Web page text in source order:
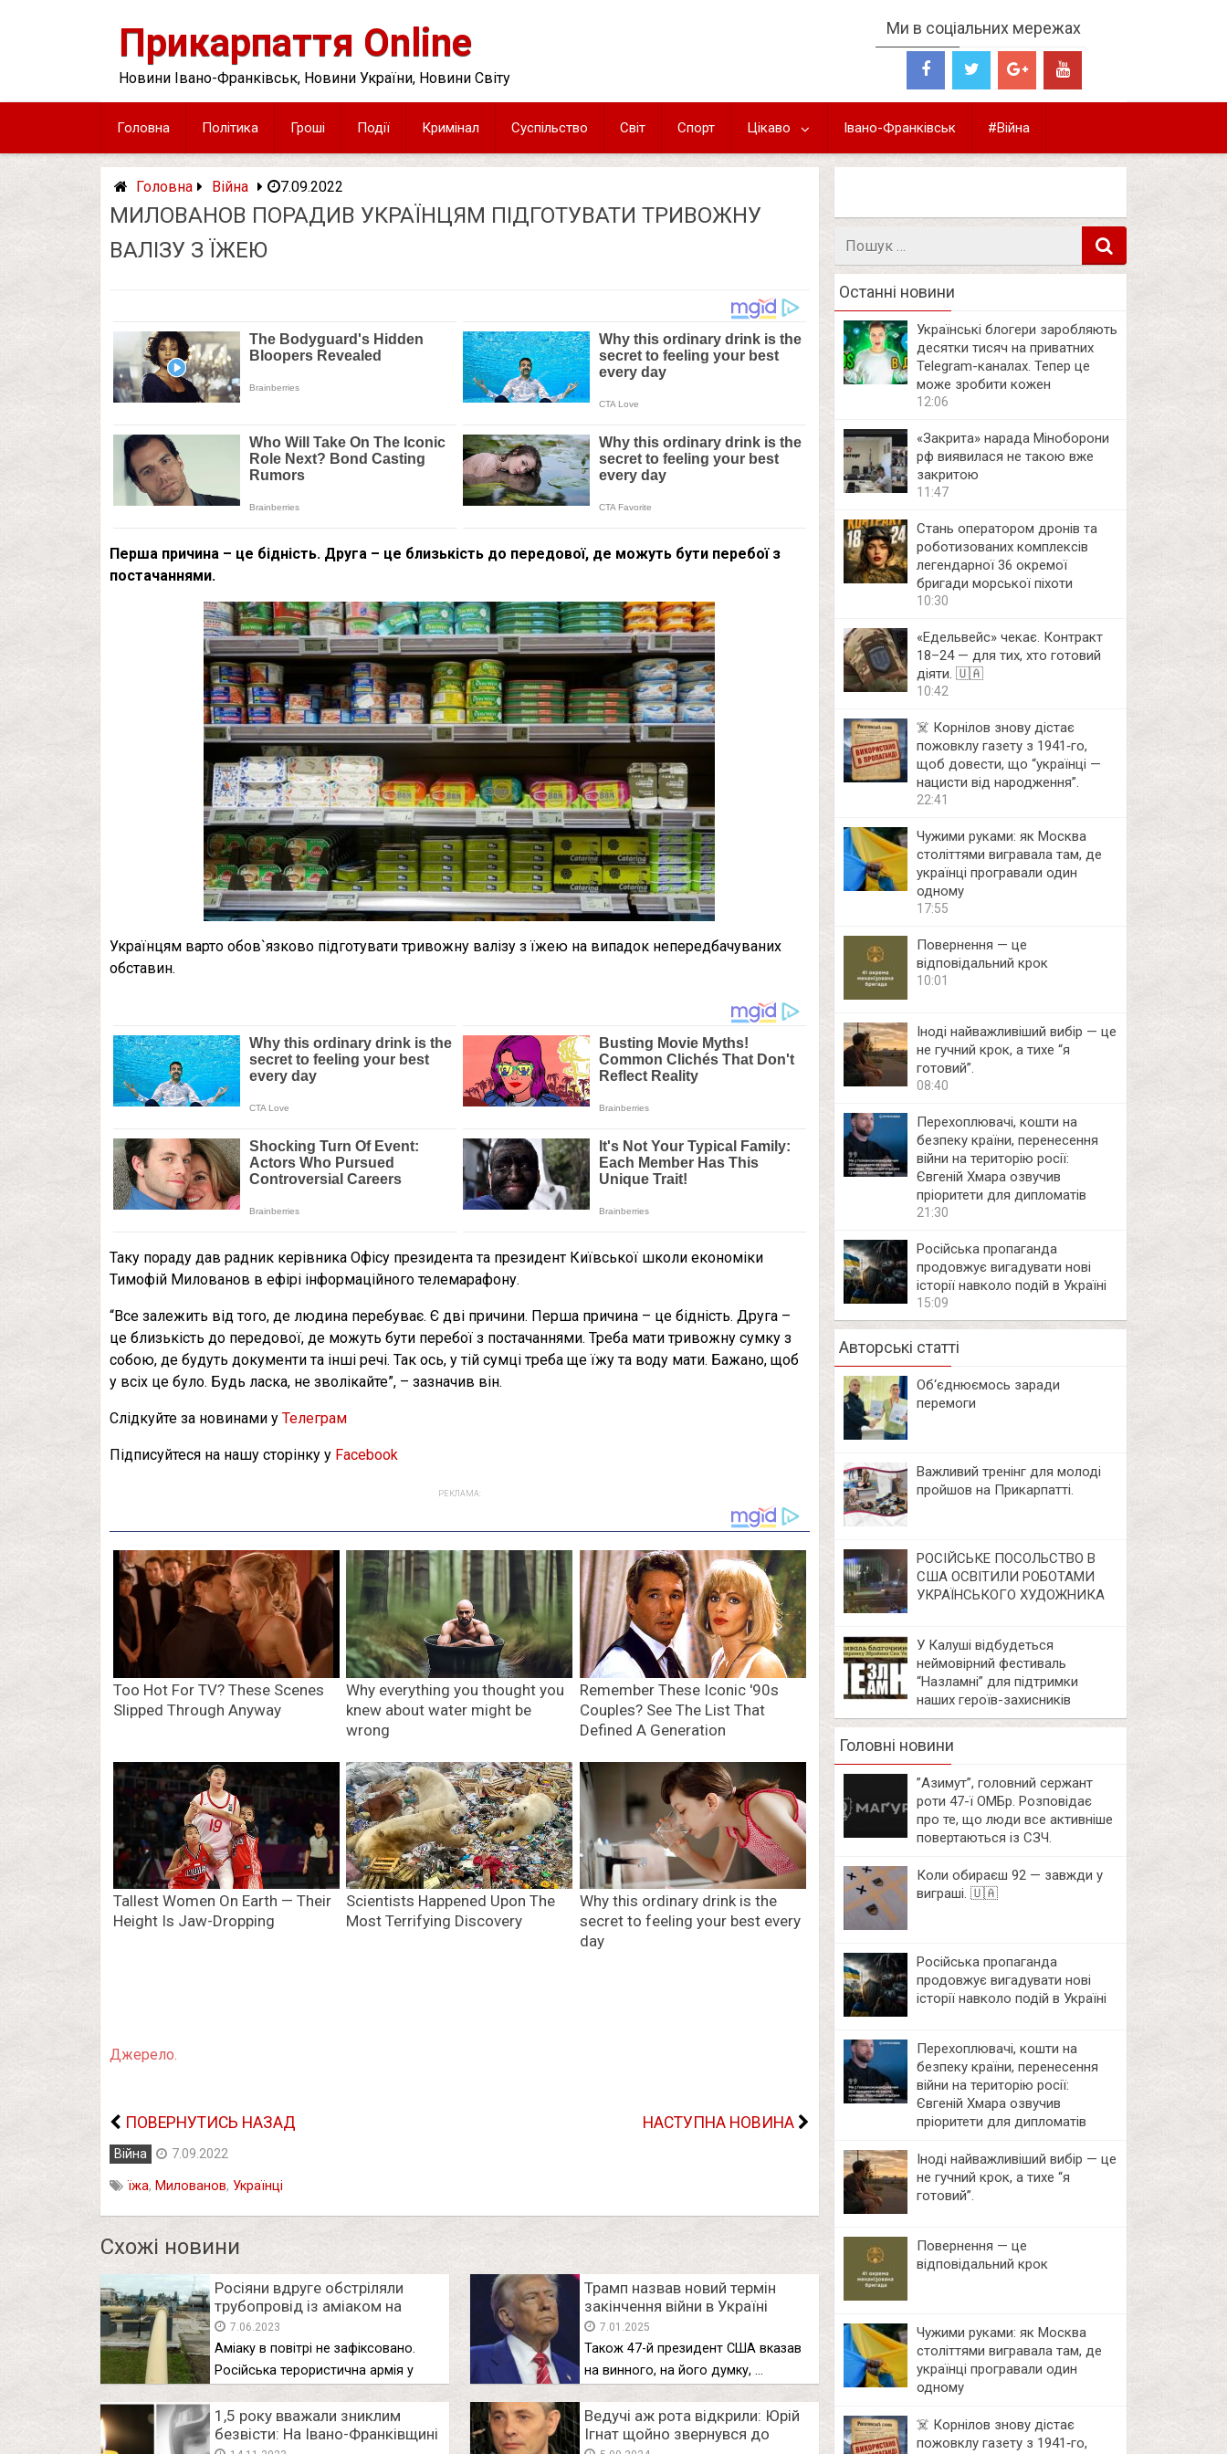
Прикарпаття Online
Новини Івано-Франківськ, Новини України, Новини Світу
Ми в соціальних мережах
Головна Політика Гроші Події Кримінал Суспільство Світ Спорт Цікаво Івано-Франківськ #Війна
Головна Війна 7.09.2022
МИЛОВАНОВ ПОРАДИВ УКРАЇНЦЯМ ПІДГОТУВАТИ ТРИВОЖНУ
ВАЛІЗУ З ЇЖЕЮ
Перша причина – це бідність. Друга – це близькість до передової, де можуть бути перебої з
постачаннями.
Українцям варто обов`язково підготувати тривожну валізу з їжею на випадок непередбачуваних
обставин.
Таку пораду дав радник керівника Офісу президента та президент Київської школи економіки
Тимофій Милованов в ефірі інформаційного телемарафону.
“Все залежить від того, де людина перебуває. Є дві причини. Перша причина – це бідність. Друга –
це близькість до передової, де можуть бути перебої з постачаннями. Треба мати тривожну сумку з
собою, де будуть документи та інші речі. Так ось, у тій сумці треба ще їжу та воду мати. Бажано, щоб
у всіх це було. Будь ласка, не зволікайте”, – зазначив він.
Слідкуйте за новинами у Телеграм
Підписуйтеся на нашу сторінку у Facebook
РЕКЛАМА:
Джерело.
ПОВЕРНУТИСЬ НАЗАД НАСТУПНА НОВИНА
Війна 7.09.2022
їжа, Милованов, Українці
Схожі новини
Росіяни вдруге обстріляли
трубопровід із аміаком на
Харківщині: що відомо про
наслідки
7.06.2023
Аміаку в повітрі не зафіксовано.
Російська терористична армія у
Трамп назвав новий термін
закінчення війни в Україні
7.01.2025
Також 47-й президент США вказав
на винного, на його думку, …
1,5 року вважали зниклим
безвісти: На Івано-Франківщині
Ведучі аж рота відкрили: Юpiй
Iгнат щойно звepнyвcя до
Останні новини
Українські блогери заробляють
десятки тисяч на приватних
Telegram-каналах. Тепер це
може зробити кожен
12:06
«Закрита» нарада Міноборони
рф виявилася не такою вже
закритою
11:47
Стань оператором дронів та
роботизованих комплексів
легендарної 36 окремої
бригади морської піхоти
10:30
«Едельвейс» чекає. Контракт
18–24 — для тих, хто готовий
діяти. 🇺🇦
10:42
☠️ Корнілов знову дістає
пожовклу газету з 1941‑го,
щоб довести, що “українці —
нацисти від народження”.
22:41
Чужими руками: як Москва
століттями вигравала там, де
українці програвали один
одному
17:55
Повернення — це
відповідальний крок
10:01
Іноді найважливіший вибір — це
не гучний крок, а тихе “я
готовий”.
08:40
Перехоплювачі, кошти на
безпеку країни, перенесення
війни на територію росії:
Євгеній Хмара озвучив
пріоритети для дипломатів
21:30
Російська пропаганда
продовжує вигадувати нові
історії навколо подій в Україні
15:09
Авторські статті
Об‘єднюємось заради
перемоги
Важливий тренінг для молоді
пройшов на Прикарпатті.
РОСІЙСЬКЕ ПОСОЛЬСТВО В
США ОСВІТИЛИ РОБОТАМИ
УКРАЇНСЬКОГО ХУДОЖНИКА
У Калуші відбудеться
неймовірний фестиваль
“Назламні” для підтримки
наших героїв-захисників
Головні новини
⁨”Азимут”, головний сержант
роти 47-ї ОМБр. Розповідає
про те, що люди все активніше
повертаються із СЗЧ.
Коли обираєш 92 — завжди у
виграші. 🇺🇦
Російська пропаганда
продовжує вигадувати нові
історії навколо подій в Україні
Перехоплювачі, кошти на
безпеку країни, перенесення
війни на територію росії:
Євгеній Хмара озвучив
пріоритети для дипломатів
Іноді найважливіший вибір — це
не гучний крок, а тихе “я
готовий”.
Повернення — це
відповідальний крок
Чужими руками: як Москва
століттями вигравала там, де
українці програвали один
одному
☠️ Корнілов знову дістає
пожовклу газету з 1941‑го,